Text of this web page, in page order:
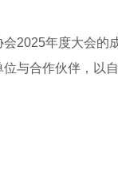
年度大会的
与合作伙伴，